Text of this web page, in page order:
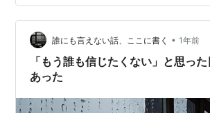
の、と わかりながら過ごすことで、 受
ますよねw さて、先日は牡羊座満月でし
のブログを見てくださる方への メッセー
したので、 シェア…
誰にも言えない話、ここに書く • 1年前
「もう誰も信じたくない」と思っ
あった